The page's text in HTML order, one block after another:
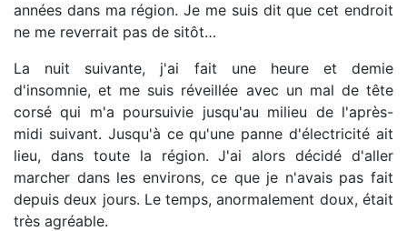
années dans ma région. Je me suis dit que cet endroit
ne me reverrait pas de sitôt…
La nuit suivante, j'ai fait une heure et demie
d'insomnie, et me suis réveillée avec un mal de tête
corsé qui m'a poursuivie jusqu'au milieu de l'après-
midi suivant. Jusqu'à ce qu'une panne d'électricité ait
lieu, dans toute la région. J'ai alors décidé d'aller
marcher dans les environs, ce que je n'avais pas fait
depuis deux jours. Le temps, anormalement doux, était
très agréable.